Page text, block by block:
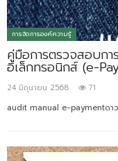
การจัดการองค์ความรู้
คู่มือการตรวจสอบกา
อิเล็กทรอนิกส์ (e-
24 มิถุนายน 2568
71
audit manual e-paymentดาว